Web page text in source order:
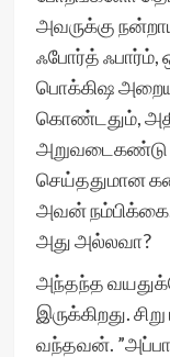
அவருக்கு
ஃபோர்த்
பொக்கிஷ
கொண்டதும்,
அறுவடைகண்டு
செய்ததுமான
அவன்
அது அல்லவா?
அந்தந்த
இருக்கிறது.
வந்தவன்.